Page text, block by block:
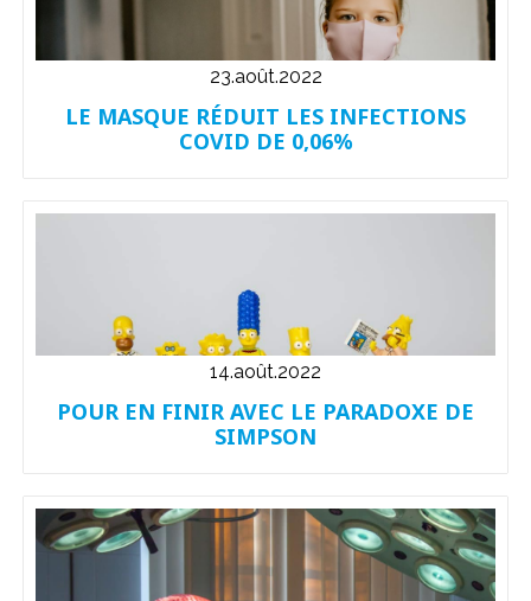
23.août.2022
LE MASQUE RÉDUIT LES INFECTIONS
COVID DE 0,06%
14.août.2022
POUR EN FINIR AVEC LE PARADOXE DE
SIMPSON